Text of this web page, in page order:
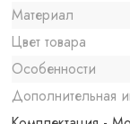
Материал
Цвет товара
Особенности
Дополнительная